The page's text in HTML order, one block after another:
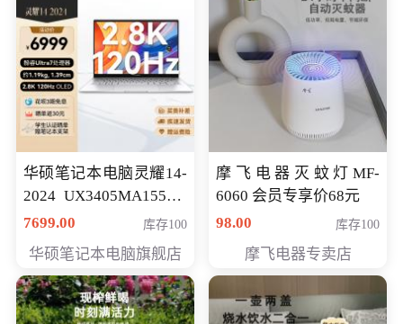
华硕笔记本电脑灵耀14-
2024 UX3405MA155夜
空蓝 oled 智慧轻薄本 会
7699.00 库存100
华硕笔记本电脑旗舰店
摩飞电器灭蚊灯MF-
6060 会员专享价68元
98.00
库存100
摩飞电器专卖店